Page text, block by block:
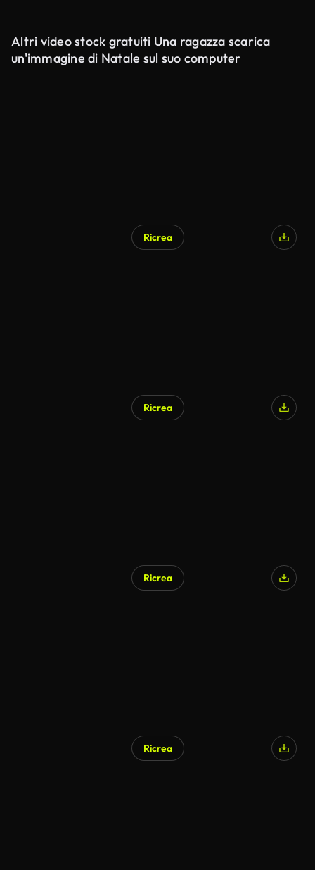
Altri video stock gratuiti Una ragazza scarica
un'immagine di Natale sul suo computer
Ricrea
Ricrea
Ricrea
Ricrea